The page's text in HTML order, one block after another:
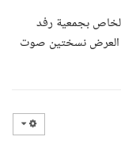
بجمعية رفد
العرض نسختين صوت